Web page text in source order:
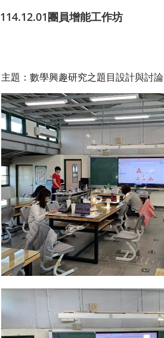
114.12.01團員增能工作坊
主題：數學興趣研究之題目設計與討論